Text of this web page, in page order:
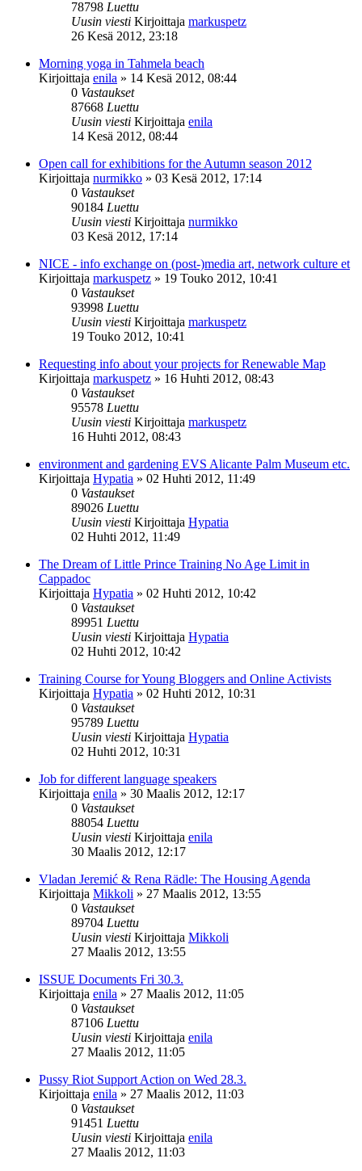
78798 Luettu
Uusin viesti Kirjoittaja markuspetz
26 Kesä 2012, 23:18
Morning yoga in Tahmela beach
Kirjoittaja enila » 14 Kesä 2012, 08:44
0 Vastaukset
87668 Luettu
Uusin viesti Kirjoittaja enila
14 Kesä 2012, 08:44
Open call for exhibitions for the Autumn season 2012
Kirjoittaja nurmikko » 03 Kesä 2012, 17:14
0 Vastaukset
90184 Luettu
Uusin viesti Kirjoittaja nurmikko
03 Kesä 2012, 17:14
NICE - info exchange on (post-)media art, network culture et
Kirjoittaja markuspetz » 19 Touko 2012, 10:41
0 Vastaukset
93998 Luettu
Uusin viesti Kirjoittaja markuspetz
19 Touko 2012, 10:41
Requesting info about your projects for Renewable Map
Kirjoittaja markuspetz » 16 Huhti 2012, 08:43
0 Vastaukset
95578 Luettu
Uusin viesti Kirjoittaja markuspetz
16 Huhti 2012, 08:43
environment and gardening EVS Alicante Palm Museum etc.
Kirjoittaja Hypatia » 02 Huhti 2012, 11:49
0 Vastaukset
89026 Luettu
Uusin viesti Kirjoittaja Hypatia
02 Huhti 2012, 11:49
The Dream of Little Prince Training No Age Limit in
Cappadoc
Kirjoittaja Hypatia » 02 Huhti 2012, 10:42
0 Vastaukset
89951 Luettu
Uusin viesti Kirjoittaja Hypatia
02 Huhti 2012, 10:42
Training Course for Young Bloggers and Online Activists
Kirjoittaja Hypatia » 02 Huhti 2012, 10:31
0 Vastaukset
95789 Luettu
Uusin viesti Kirjoittaja Hypatia
02 Huhti 2012, 10:31
Job for different language speakers
Kirjoittaja enila » 30 Maalis 2012, 12:17
0 Vastaukset
88054 Luettu
Uusin viesti Kirjoittaja enila
30 Maalis 2012, 12:17
Vladan Jeremić & Rena Rädle: The Housing Agenda
Kirjoittaja Mikkoli » 27 Maalis 2012, 13:55
0 Vastaukset
89704 Luettu
Uusin viesti Kirjoittaja Mikkoli
27 Maalis 2012, 13:55
ISSUE Documents Fri 30.3.
Kirjoittaja enila » 27 Maalis 2012, 11:05
0 Vastaukset
87106 Luettu
Uusin viesti Kirjoittaja enila
27 Maalis 2012, 11:05
Pussy Riot Support Action on Wed 28.3.
Kirjoittaja enila » 27 Maalis 2012, 11:03
0 Vastaukset
91451 Luettu
Uusin viesti Kirjoittaja enila
27 Maalis 2012, 11:03